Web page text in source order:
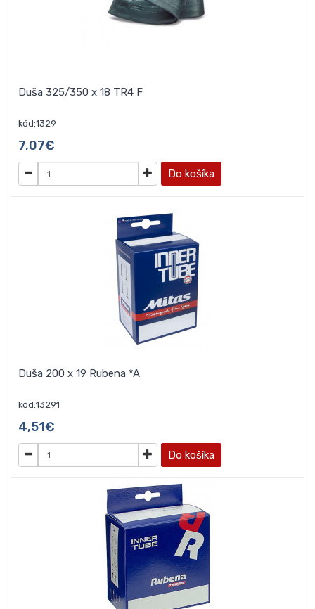
Duša 325/350 x 18 TR4 F
kód:1329
7,07€
Do košíka
Duša 200 x 19 Rubena *A
kód:13291
4,51€
Do košíka